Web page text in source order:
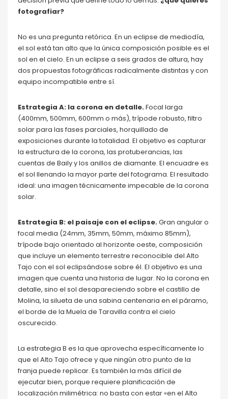
fotografiar?
No es una pregunta retórica. En un eclipse de mediodía,
el sol está tan alto que la única composición posible es el
sol en el cielo. En un eclipse a seis grados de altura, hay
dos propuestas fotográficas radicalmente distintas y con
equipo incompatible entre sí.
Estrategia A: la corona en detalle.Focal larga
(400mm, 500mm, 600mm o más), trípode robusto, filtro
solar para las fases parciales, horquillado de
exposiciones durante la totalidad. El objetivo es capturar
la estructura de la corona, las protuberancias, las
cuentas de Baily y los anillos de diamante. El encuadre es
el sol llenando la mayor parte del fotograma. El resultado
ideal: una imagen técnicamente impecable de la corona
solar.
Estrategia B: el paisaje con el eclipse.Gran angular o
focal media (24mm, 35mm, 50mm, máximo 85mm),
trípode bajo orientado al horizonte oeste, composición
que incluye un elemento terrestre reconocible del Alto
Tajo con el sol eclipsándose sobre él. El objetivo es una
imagen que cuenta una historia de lugar. No la corona en
detalle, sino el sol desapareciendo sobre el castillo de
Molina, la silueta de una sabina centenaria en el páramo,
el borde de la Muela de Taravilla contra el cielo
oscurecido.
La estrategia B es la que aprovecha específicamente lo
que el Alto Tajo ofrece y que ningún otro punto de la
franja puede replicar. Es también la más difícil de
ejecutar bien, porque requiere planificación de
localización milimétrica: no basta con estar «en el Alto